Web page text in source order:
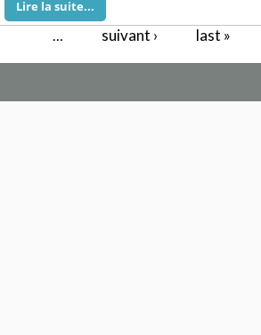
Lire la suite...
… suivant › last »